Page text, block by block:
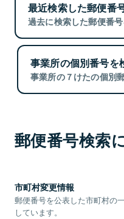
最近検索した郵便番
過去に検索した郵便番号
事業所の個別番号を
事業所の７けたの個別
郵便番号検索
市町村変更情報
郵便番号を公表した市町村の
しています。